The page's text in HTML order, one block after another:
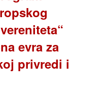
evra za
privredi i